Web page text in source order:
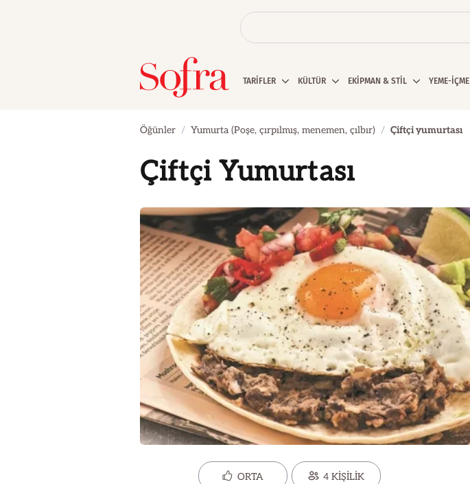
TARİFLER KÜLTÜR EKİPMAN & STİL YEME-İÇME
Öğünler Yumurta (Poşe, çırpılmış, menemen, çılbır) Çiftçi yumurtası
Çiftçi Yumurtası
ORTA 4 KİŞİLİK